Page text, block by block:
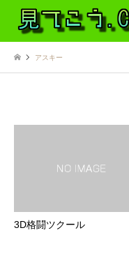
アスキー
3D格闘ツクール